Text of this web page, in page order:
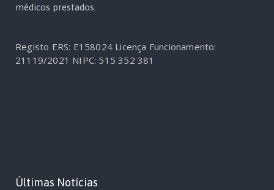
médicos prestados.
Registo ERS: E158024 Licença Funcionamento:
21119/2021 NIPC: 515 352 381
Últimas Notícias